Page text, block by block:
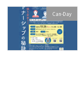
Can-Day